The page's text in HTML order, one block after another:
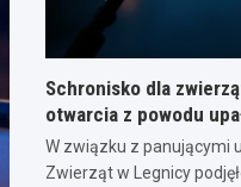
Schronisko dla
otwarcia z powodu
W związku z panującymi
Zwierząt w Legnicy